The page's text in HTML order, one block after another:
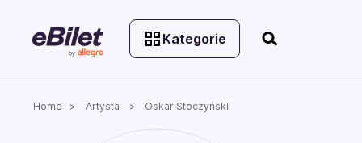
Kategorie
Home Artysta Oskar Stoczyński